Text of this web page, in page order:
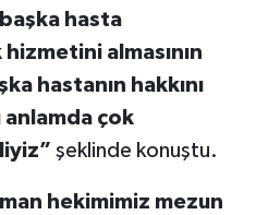
hasta
hizmetini almasının
hastanın hakkını
çok
şeklinde konuştu.
hekimimiz mezun